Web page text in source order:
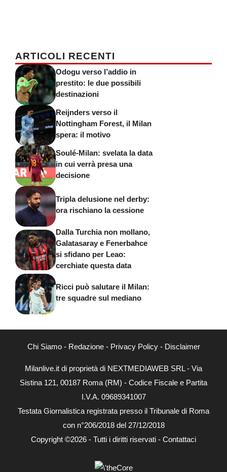
ARTICOLI RECENTI
Odogu verso l’addio in
prestito: le due possibili
destinazioni
Reijnders verso il
Nottingham Forest, il Milan
spera: il motivo
Soulé-Milan: svelata la data
in cui verrà presa una
decisione
Tripla delusione nel derby:
ora rischiano la cessione
Dalla Turchia non mollano,
Galatasaray e Fenerbahce
si sfidano per Leao:
cerchiate questa data
Ricci può salutare il Milan:
tre squadre sul mediano
Chi Siamo- Redazione- Privacy Policy- Disclaimer
Milanlive.it di proprietà di NEXTMEDIAWEB SRL - Via
Sistina 121, 00187 Roma (RM) - Codice Fiscale e Partita
I.V.A. 09689341007
Testata Giornalistica registrata presso il Tribunale di Roma
con n°206/2018 del 27/12/2018
Copyright ©2026 - Tutti i diritti riservati - Contattaci